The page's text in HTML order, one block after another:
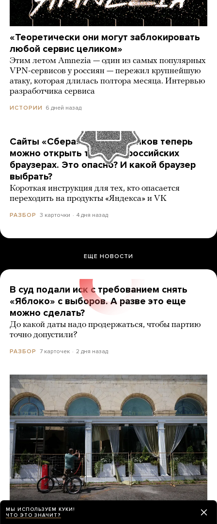
«Теоретически они могут заблокировать
любой сервис целиком»
Этим летом Amnezia — один из самых популярных
VPN-сервисов у россиян — пережил крупнейшую
атаку, которая длилась полтора месяца. Интервью
разработчика сервиса
ИСТОРИИ 6 дней назад
Сайты «Сбера» и других банков теперь
можно открыть только в российских
браузерах. Это опасно? И какой браузер
выбрать?
Короткая инструкция для тех, кто опасается
переходить на продукты «Яндекса» и VK
РАЗБОР 3 карточки 4 дня назад
ЕЩЕ НОВОСТИ
В суд подали иск с требованием снять
«Яблоко» с выборов. А разве это еще
можно сделать?
До какой даты надо продержаться, чтобы партию
точно допустили?
РАЗБОР 7 карточек 2 дня назад
Почти неделю назад в ресторане
МЫ ИСПОЛЬЗУЕМ КУКИ!
ЧТО ЭТО ЗНАЧИТ?